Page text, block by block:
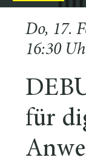
Do, 17.
16:30
für